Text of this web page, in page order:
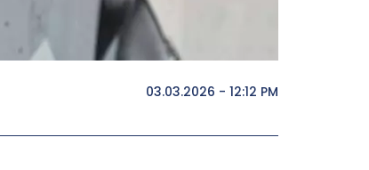
03.03.2026 - 12:12 PM